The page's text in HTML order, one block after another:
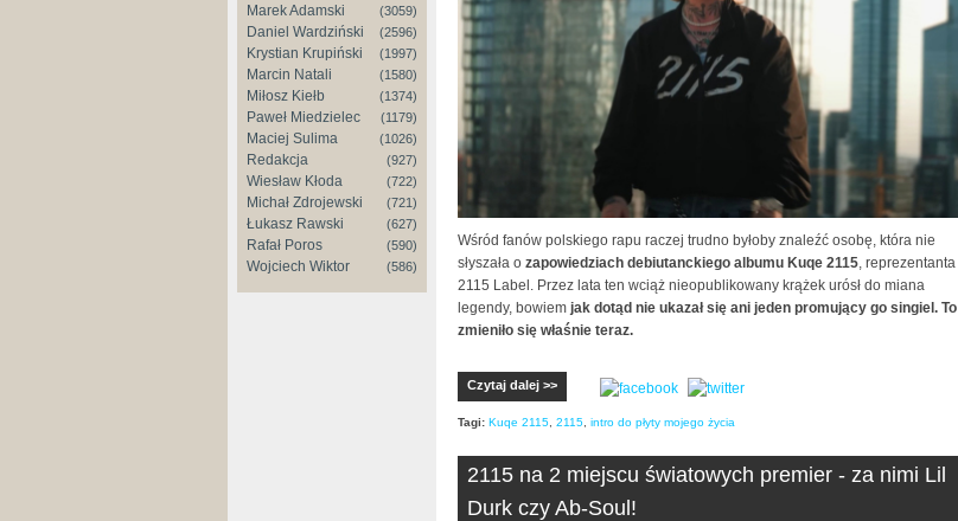
Marek Adamski (3059)
Daniel Wardziński (2596)
Krystian Krupiński (1997)
Marcin Natali (1580)
Miłosz Kiełb (1374)
Paweł Miedzielec (1179)
Maciej Sulima (1026)
Redakcja (927)
Wiesław Kłoda (722)
Michał Zdrojewski (721)
Łukasz Rawski (627)
Rafał Poros (590)
Wojciech Wiktor (586)
Wśród fanów polskiego rapu raczej trudno byłoby znaleźć osobę, która nie
słyszała o zapowiedziach debiutanckiego albumu Kuqe 2115 , reprezentanta
2115 Label. Przez lata ten wciąż nieopublikowany krążek urósł do miana
legendy, bowiem jak dotąd nie ukazał się ani jeden promujący go singiel. To
zmieniło się właśnie teraz.
Czytaj dalej >>
Tagi: Kuqe 2115 2115 intro do płyty mojego życia
2115 na 2 miejscu światowych premier - za nimi Lil
Durk czy Ab-Soul!